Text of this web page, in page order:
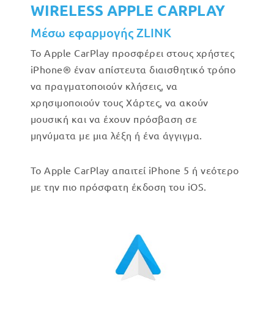
WIRELESS APPLE CARPLAY
Μέσω εφαρμογής ZLINK
Το Apple CarPlay προσφέρει στους χρήστες
iPhone® έναν απίστευτα διαισθητικό τρόπο
να πραγματοποιούν κλήσεις, να
χρησιμοποιούν τους Χάρτες, να ακούν
μουσική και να έχουν πρόσβαση σε
μηνύματα με μια λέξη ή ένα άγγιγμα.
Το Apple CarPlay απαιτεί iPhone 5 ή νεότερο
με την πιο πρόσφατη έκδοση του iOS.